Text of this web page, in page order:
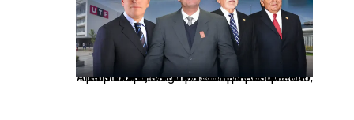
Los principales grupos empresariales del país mantienen una fuerte presencia en Áncash mediante inversiones en comercio, educación, salud e industria pesquera.